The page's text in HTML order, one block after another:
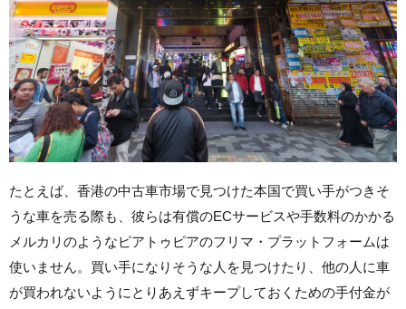
たとえば、香港の中古車市場で見つけた本国で買い手がつきそ
うな車を売る際も、彼らは有償のECサービスや手数料のかかる
メルカリのようなピアトゥピアのフリマ・プラットフォームは
使いません。買い手になりそうな人を見つけたり、他の人に車
が買われないようにとりあえずキープしておくための手付金が